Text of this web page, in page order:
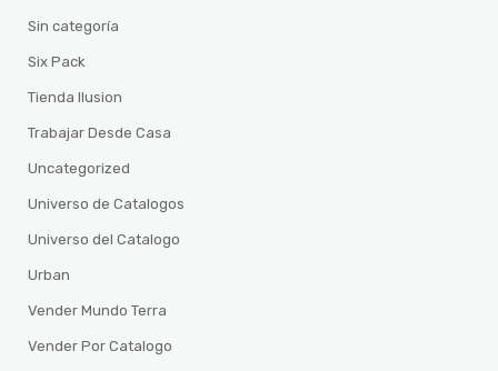
Sin categoría
Six Pack
Tienda Ilusion
Trabajar Desde Casa
Uncategorized
Universo de Catalogos
Universo del Catalogo
Urban
Vender Mundo Terra
Vender Por Catalogo